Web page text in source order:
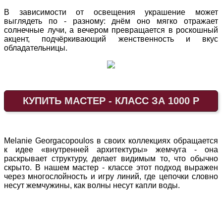
В зависимости от освещения украшение может
выглядеть по - разному: днём оно мягко отражает
солнечные лучи, а вечером превращается в роскошный
акцент, подчёркивающий женственность и вкус
обладательницы.
КУПИТЬ МАСТЕР - КЛАСС ЗА 1000 Р
Melanie Georgacopoulos в своих коллекциях обращается
к идее «внутренней архитектуры» жемчуга - она
раскрывает структуру, делает видимым то, что обычно
скрыто. В нашем мастер - классе этот подход выражен
через многослойность и игру линий, где цепочки словно
несут жемчужины, как волны несут капли воды.